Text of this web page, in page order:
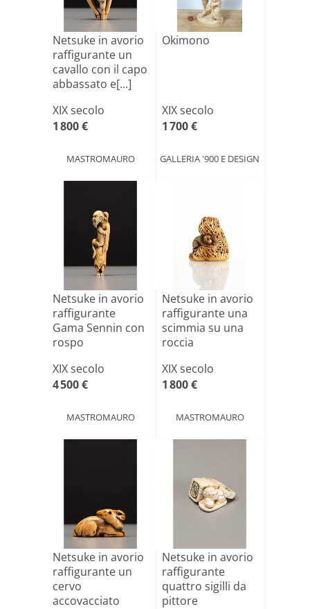
Netsuke in avorio
raffigurante un
cavallo con il capo
abbassato e[...]
XIX secolo
1 800 €
MASTROMAURO
Okimono
XIX secolo
1 700 €
GALLERIA '900 E DESIGN
Netsuke in avorio
raffigurante
Gama Sennin con
rospo
XIX secolo
4 500 €
MASTROMAURO
Netsuke in avorio
raffigurante una
scimmia su una
roccia
XIX secolo
1 800 €
MASTROMAURO
Netsuke in avorio
raffigurante un
cervo
accovacciato
Netsuke in avorio
raffigurante
quattro sigilli da
pittore